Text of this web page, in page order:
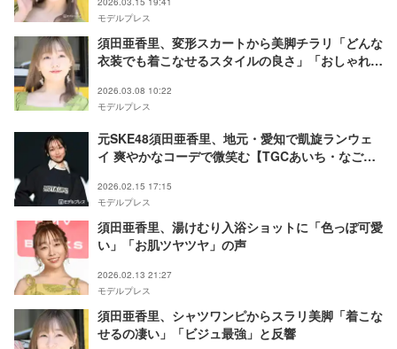
モデルプレス
須田亜香里、変形スカートから美脚チラリ「どんな
衣装でも着こなせるスタイルの良さ」「おしゃれ」
2026.03.08 10:22
モデルプレス
元SKE48須田亜香里、地元・愛知で凱旋ランウェ
イ 爽やかなコーデで微笑む【TGCあいち・なごや
2026.02.15 17:15
モデルプレス
須田亜香里、湯けむり入浴ショットに「色っぽ可愛
い」「お肌ツヤツヤ」の声
2026.02.13 21:27
モデルプレス
須田亜香里、シャツワンピからスラリ美脚「着こな
せるの凄い」「ビジュ最強」と反響